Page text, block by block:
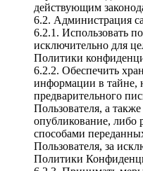
действующим
6.2. Администрация
6.2.1. Использовать
исключительно для
Политики
6.2.2. Обеспечить
информации в тайне,
предварительного
Пользователя, а
опубликование,
способами
Пользователя, за
Политики